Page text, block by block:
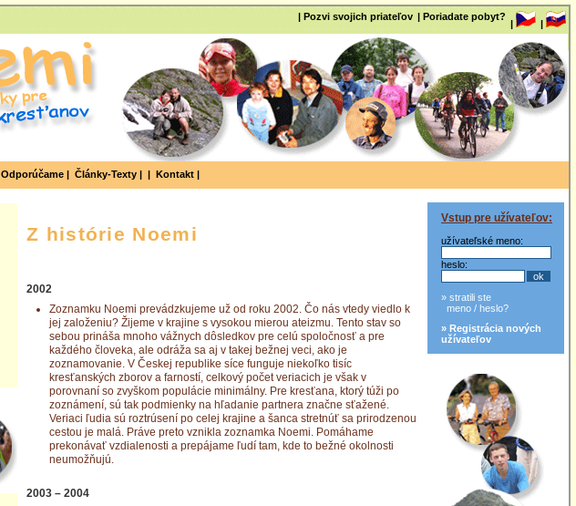
| Pozvi svojich priateľov | Poriadate pobyt?
| |
Odporúčame | Články-Texty | | Kontakt |
Z histórie Noemi
2002
Zoznamku Noemi prevádzkujeme už od roku 2002. Čo nás vtedy viedlo k
jej založeniu? Žijeme v krajine s vysokou mierou ateizmu. Tento stav so
sebou prináša mnoho vážnych dôsledkov pre celú spoločnosť a pre
každého človeka, ale odráža sa aj v takej bežnej veci, ako je
zoznamovanie. V Českej republike síce funguje niekoľko tisíc
kresťanských zborov a farností, celkový počet veriacich je však v
porovnaní so zvyškom populácie minimálny. Pre kresťana, ktorý túži po
zoznámení, sú tak podmienky na hľadanie partnera značne sťažené.
Veriaci ľudia sú roztrúsení po celej krajine a šanca stretnúť sa prirodzenou
cestou je malá. Práve preto vznikla zoznamka Noemi. Pomáhame
prekonávať vzdialenosti a prepájame ľudí tam, kde to bežné okolnosti
neumožňujú.
2003 – 2004
Vstup pre užívateľov:
užívateľské meno:
heslo:
» stratili ste
meno / heslo?
» Registrácia nových
užívateľov